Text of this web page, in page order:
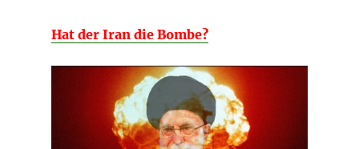
Hat der Iran die Bombe?